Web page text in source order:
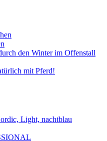
den Winter im Offenstall
mit Pferd!
Light, nachtblau